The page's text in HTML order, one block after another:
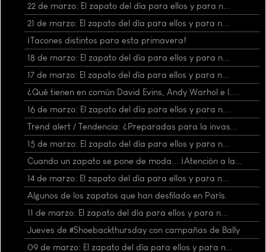
22 de marzo: El zapato del día para ellos y para n...
21 de marzo: El zapato del día para ellos y para n...
¡Tacones distintos para esta primavera!
18 de marzo: El zapato del día para ellos y para n...
17 de marzo: El zapato del día para ellos y para n...
¿Qué tienen en común David Evins, Andy Warhol e I....
16 de marzo: El zapato del día para ellos y para n...
Trend alert / Tendencia: ¿Preparadas para la invas...
15 de marzo: El zapato del día para ellos y para n...
Cuando un zapato se pone de moda... ¡Atención a la...
14 de marzo: El zapato del día para ellos y para n...
Algunos de los zapatos que han desfilado en París.
11 de marzo: El zapato del día para ellos y para n...
Jueves de #Shoebackthursday con campañas de Bally
09 de marzo: El zapato del día para ellos y para n...